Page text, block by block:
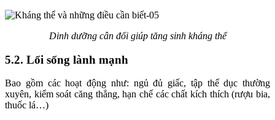
Dinh dưỡng cân đối giúp tăng sinh kháng thể
5.2. Lối sống lành mạnh
Bao gồm các hoạt động như: ngủ đủ giấc, tập thể dục thường
xuyên, kiểm soát căng thẳng, hạn chế các chất kích thích (rượu bia,
thuốc lá…)